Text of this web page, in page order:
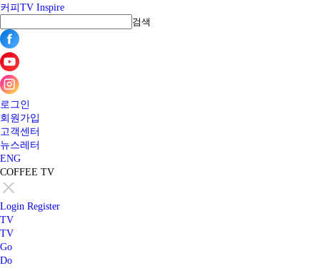
커피TV Inspire
검색
로그인
회원가입
고객센터
뉴스레터
ENG
COFFEE TV
Login Register
TV
TV
Go
Do